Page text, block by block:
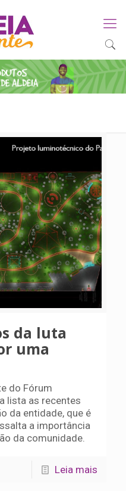
da luta
uma
do Fórum
lista as recentes
da entidade, que é
a importância
da comunidade.
Leia mais